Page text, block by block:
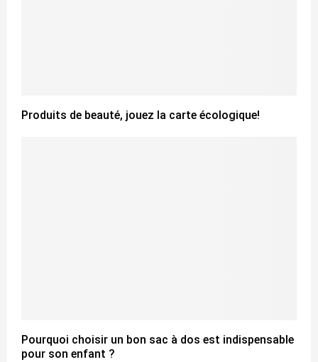
Produits de beauté, jouez la carte écologique!
Pourquoi choisir un bon sac à dos est indispensable
pour son enfant ?